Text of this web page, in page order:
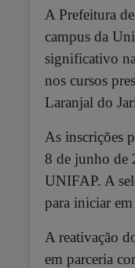
A Prefeitura
campus da
significativo
nos cursos
Laranjal do
As inscrições
8 de junho de
UNIFAP. A
para iniciar
A reativação
em parceria